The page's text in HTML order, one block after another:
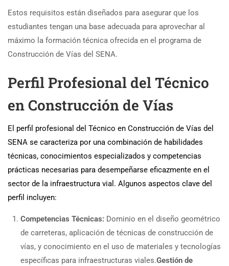
Estos requisitos están diseñados para asegurar que los
estudiantes tengan una base adecuada para aprovechar al
máximo la formación técnica ofrecida en el programa de
Construcción de Vías del SENA.
Perfil Profesional del Técnico
en Construcción de Vías
El perfil profesional del Técnico en Construcción de Vías del
SENA se caracteriza por una combinación de habilidades
técnicas, conocimientos especializados y competencias
prácticas necesarias para desempeñarse eficazmente en el
sector de la infraestructura vial. Algunos aspectos clave del
perfil incluyen:
Competencias Técnicas: Dominio en el diseño geométrico
de carreteras, aplicación de técnicas de construcción de
vías, y conocimiento en el uso de materiales y tecnologías
específicas para infraestructuras viales.Gestión de